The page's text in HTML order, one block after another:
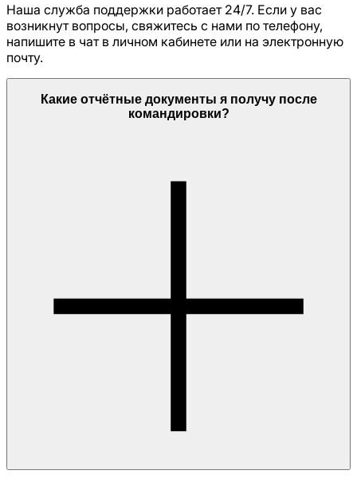
Наша служба поддержки работает 24/7. Если у вас
возникнут вопросы, свяжитесь с нами по телефону,
напишите в чат в личном кабинете или на электронную
почту.
Какие отчётные документы я получу после
командировки?